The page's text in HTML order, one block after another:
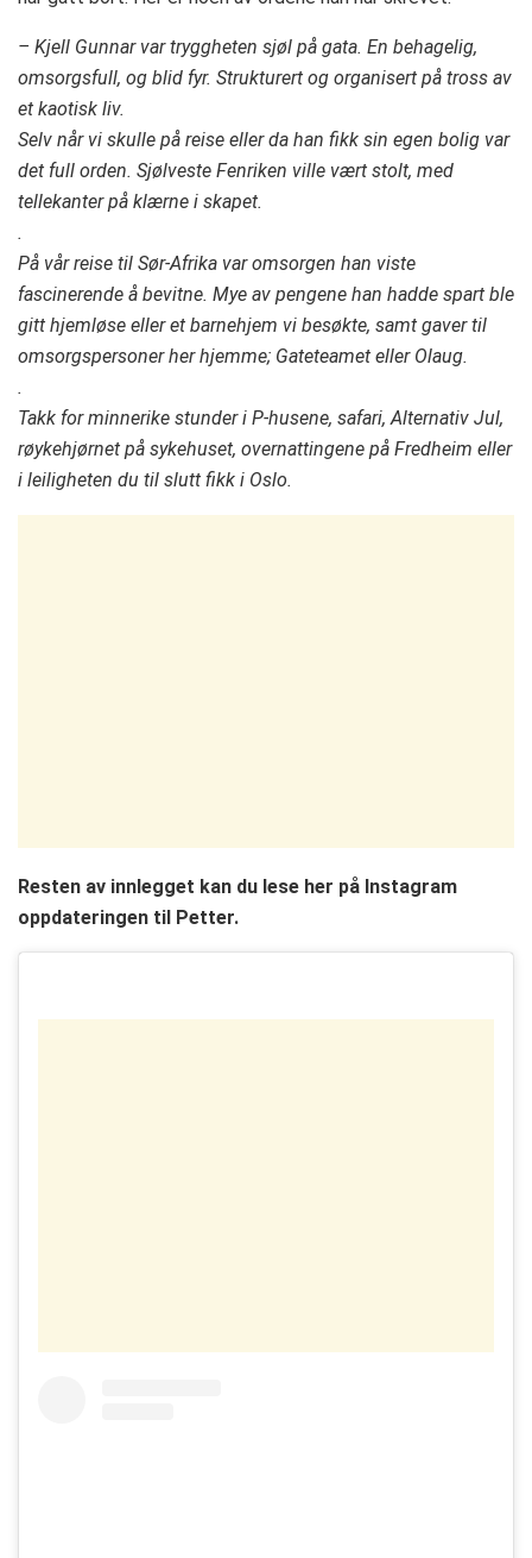
– Kjell Gunnar var tryggheten sjøl på gata. En behagelig,
omsorgsfull, og blid fyr. Strukturert og organisert på tross av
et kaotisk liv.
Selv når vi skulle på reise eller da han fikk sin egen bolig var
det full orden. Sjølveste Fenriken ville vært stolt, med
tellekanter på klærne i skapet.
.
På vår reise til Sør-Afrika var omsorgen han viste
fascinerende å bevitne. Mye av pengene han hadde spart ble
gitt hjemløse eller et barnehjem vi besøkte, samt gaver til
omsorgspersoner her hjemme; Gateteamet eller Olaug.
.
Takk for minnerike stunder i P-husene, safari, Alternativ Jul,
røykehjørnet på sykehuset, overnattingene på Fredheim eller
i leiligheten du til slutt fikk i Oslo.
Resten av innlegget kan du lese her på Instagram
oppdateringen til Petter.